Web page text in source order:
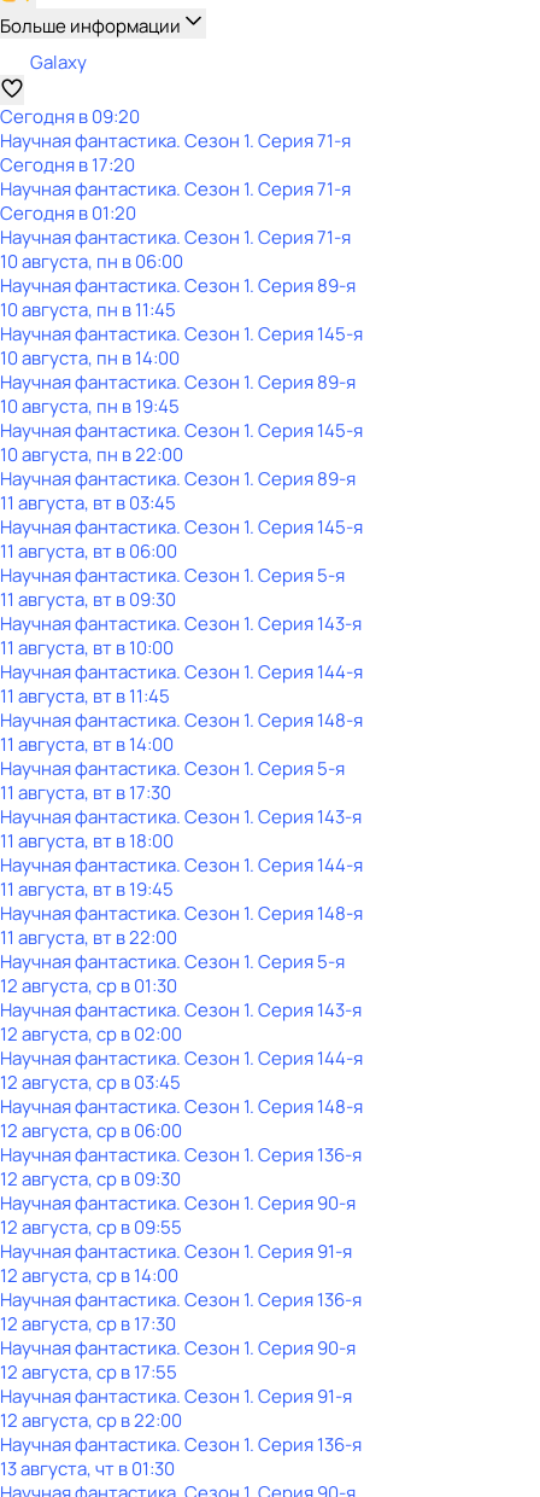
Больше информации
Galaxy
Сегодня в 09:20
Научная фантастика. Сезон 1. Серия 71-я
Сегодня в 17:20
Научная фантастика. Сезон 1. Серия 71-я
Сегодня в 01:20
Научная фантастика. Сезон 1. Серия 71-я
10 августа, пн в 06:00
Научная фантастика. Сезон 1. Серия 89-я
10 августа, пн в 11:45
Научная фантастика. Сезон 1. Серия 145-я
10 августа, пн в 14:00
Научная фантастика. Сезон 1. Серия 89-я
10 августа, пн в 19:45
Научная фантастика. Сезон 1. Серия 145-я
10 августа, пн в 22:00
Научная фантастика. Сезон 1. Серия 89-я
11 августа, вт в 03:45
Научная фантастика. Сезон 1. Серия 145-я
11 августа, вт в 06:00
Научная фантастика. Сезон 1. Серия 5-я
11 августа, вт в 09:30
Научная фантастика. Сезон 1. Серия 143-я
11 августа, вт в 10:00
Научная фантастика. Сезон 1. Серия 144-я
11 августа, вт в 11:45
Научная фантастика. Сезон 1. Серия 148-я
11 августа, вт в 14:00
Научная фантастика. Сезон 1. Серия 5-я
11 августа, вт в 17:30
Научная фантастика. Сезон 1. Серия 143-я
11 августа, вт в 18:00
Научная фантастика. Сезон 1. Серия 144-я
11 августа, вт в 19:45
Научная фантастика. Сезон 1. Серия 148-я
11 августа, вт в 22:00
Научная фантастика. Сезон 1. Серия 5-я
12 августа, ср в 01:30
Научная фантастика. Сезон 1. Серия 143-я
12 августа, ср в 02:00
Научная фантастика. Сезон 1. Серия 144-я
12 августа, ср в 03:45
Научная фантастика. Сезон 1. Серия 148-я
12 августа, ср в 06:00
Научная фантастика. Сезон 1. Серия 136-я
12 августа, ср в 09:30
Научная фантастика. Сезон 1. Серия 90-я
12 августа, ср в 09:55
Научная фантастика. Сезон 1. Серия 91-я
12 августа, ср в 14:00
Научная фантастика. Сезон 1. Серия 136-я
12 августа, ср в 17:30
Научная фантастика. Сезон 1. Серия 90-я
12 августа, ср в 17:55
Научная фантастика. Сезон 1. Серия 91-я
12 августа, ср в 22:00
Научная фантастика. Сезон 1. Серия 136-я
13 августа, чт в 01:30